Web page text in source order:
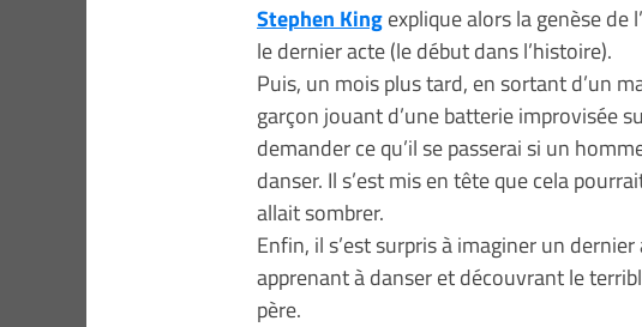
Stephen Kingexplique alors la genèse de
le dernier acte (le début dans l’histoire).
Puis, un mois plus tard, en sortant d’un
garçon jouant d’une batterie improvisée
demander ce qu’il se passerai si un
danser. Il s’est mis en tête que cela
allait sombrer.
Enfin, il s’est surpris à imaginer un
apprenant à danser et découvrant le
père.